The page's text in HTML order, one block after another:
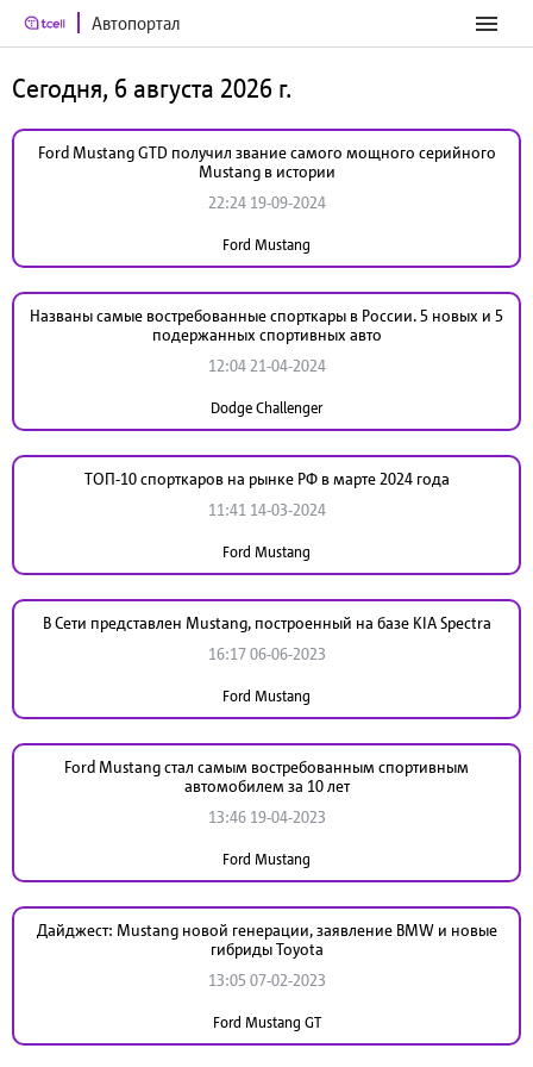
Автопортал
Сегодня, 6 августа 2026 г.
Ford Mustang GTD получил звание самого мощного серийного
Mustang в истории
22:24 19-09-2024
Ford Mustang
Названы самые востребованные спорткары в России. 5 новых и 5
подержанных спортивных авто
12:04 21-04-2024
Dodge Challenger
ТОП-10 спорткаров на рынке РФ в марте 2024 года
11:41 14-03-2024
Ford Mustang
В Сети представлен Mustang, построенный на базе KIA Spectra
16:17 06-06-2023
Ford Mustang
Ford Mustang стал самым востребованным спортивным
автомобилем за 10 лет
13:46 19-04-2023
Ford Mustang
Дайджест: Мustang новой генерации, заявление BMW и новые
гибриды Toyota
13:05 07-02-2023
Ford Mustang GT